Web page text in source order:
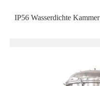
IP56 Wasserdichte Kammer